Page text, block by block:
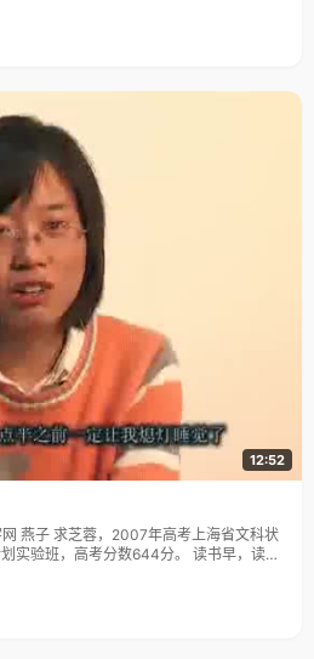
12:52
，高考分数644分。 读书早，读书
，真真是一个爱书如痴的人。书对于求芝
她自己在那篇被传阅甚广的小文《走过我
属于书了"。 教育从诗歌开始，